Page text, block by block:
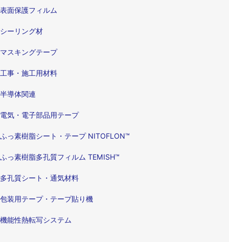
表面保護フィルム
シーリング材
マスキングテープ
工事・施工用材料
半導体関連
電気・電子部品用テープ
ふっ素樹脂シート・テープ NITOFLON™
ふっ素樹脂多孔質フィルム TEMISH™
多孔質シート・通気材料
包装用テープ・テープ貼り機
機能性熱転写システム